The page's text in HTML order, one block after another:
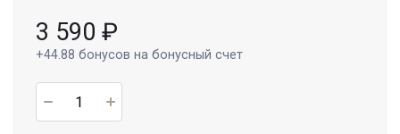
3 590 ₽
+44.88 бонусов на бонусный счет